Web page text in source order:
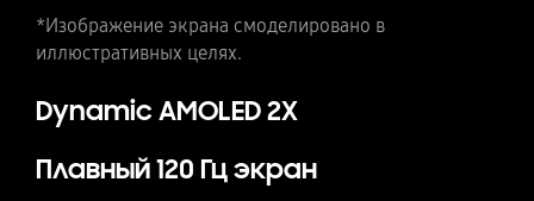
*Изображение экрана смоделировано в
иллюстративных целях.
Dynamic AMOLED 2X
Плавный 120 Гц экран